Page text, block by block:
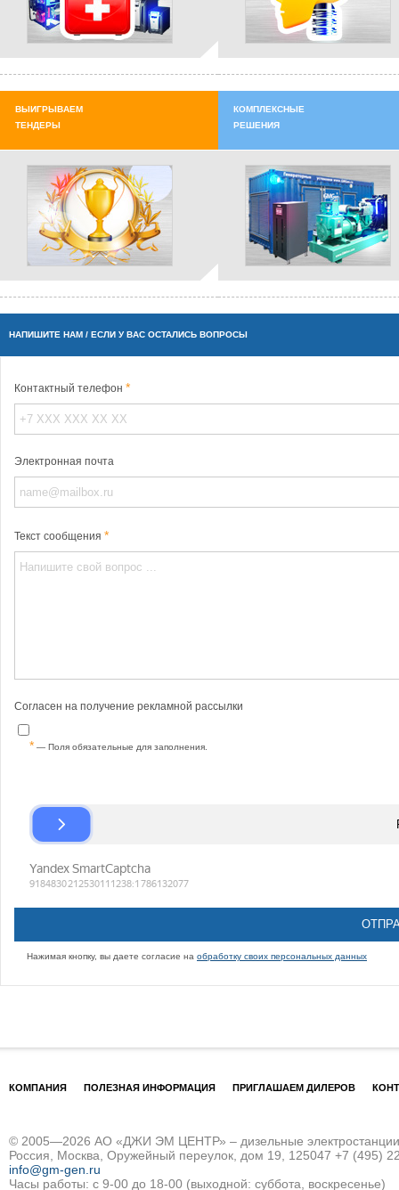
ВЫИГРЫВАЕМ
ТЕНДЕРЫ
КОМПЛЕКСНЫЕ
РЕШЕНИЯ
НАПИШИТЕ НАМ / ЕСЛИ У ВАС ОСТАЛИСЬ ВОПРОСЫ
Контактный телефон
Электронная почта
Текст сообщения
Согласен на получение рекламной рассылки
— Поля обязательные для заполнения.
Нажимая кнопку, вы даете согласие на обработку своих персональных данных
КОМПАНИЯ ПОЛЕЗНАЯ ИНФОРМАЦИЯ ПРИГЛАШАЕМ ДИЛЕРОВ
© 2005—2026 АО «ДЖИ ЭМ ЦЕНТР» – дизельные электростанции
Россия, Москва, Оружейный переулок, дом 19, 125047 +7 (495)
info@gm-gen.ru
Часы работы: с 9-00 до 18-00 (выходной: суббота, воскресенье)